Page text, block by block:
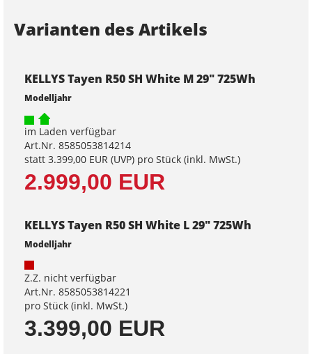
Varianten des Artikels
KELLYS Tayen R50 SH White M 29" 725Wh
Modelljahr
im Laden verfügbar
Art.Nr. 8585053814214
statt 3.399,00 EUR (UVP) pro Stück (inkl. MwSt.)
2.999,00 EUR
KELLYS Tayen R50 SH White L 29" 725Wh
Modelljahr
Z.Z. nicht verfügbar
Art.Nr. 8585053814221
pro Stück (inkl. MwSt.)
3.399,00 EUR